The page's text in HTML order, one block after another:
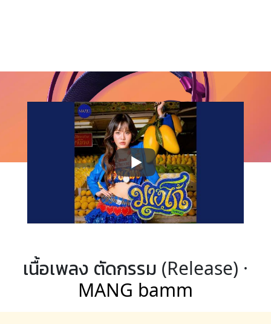
เนื้อเพลง ตัดกรรม (Release) ·
MANG bamm